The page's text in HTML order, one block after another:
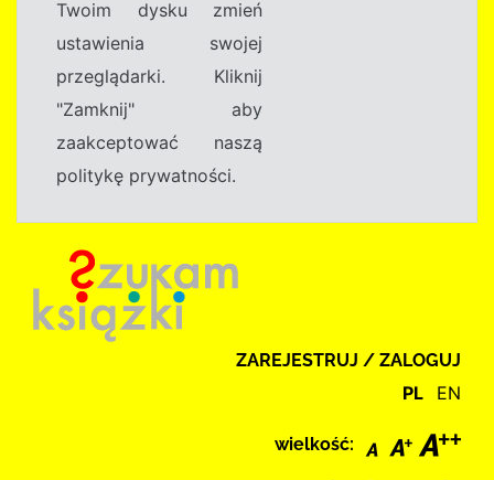
Twoim dysku zmień
ustawienia swojej
przeglądarki. Kliknij
"Zamknij" aby
zaakceptować naszą
politykę prywatności.
ZAREJESTRUJ / ZALOGUJ
PL EN
wielkość: